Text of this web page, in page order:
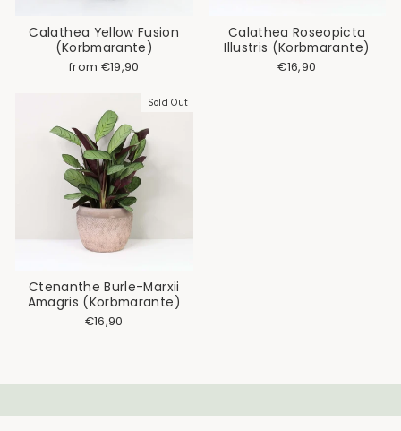
Calathea Yellow Fusion
(Korbmarante)
from €19,90
Calathea Roseopicta
Illustris (Korbmarante)
€16,90
Sold Out
Ctenanthe Burle-Marxii
Amagris (Korbmarante)
€16,90